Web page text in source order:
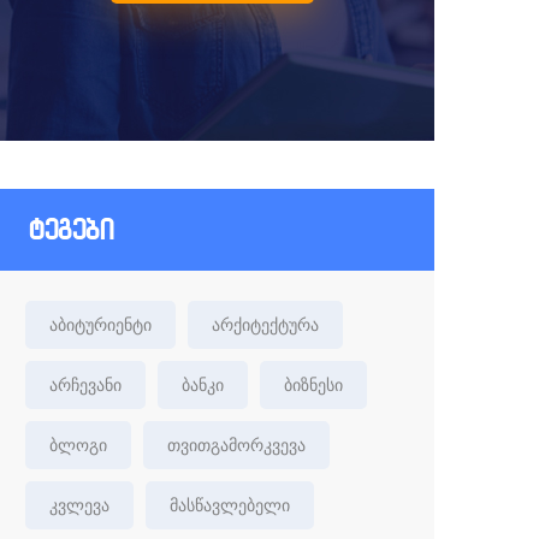
ტეგები
აბიტურიენტი არქიტექტურა
არჩევანი ბანკი ბიზნესი
ბლოგი თვითგამორკვევა
კვლევა მასწავლებელი